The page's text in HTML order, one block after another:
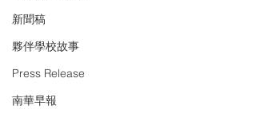
新聞稿
夥伴學校故事
Press Release
南華早報